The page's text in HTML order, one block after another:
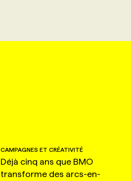
CAMPAGNES ET CRÉATIVITÉ
Déjà cinq ans que BMO
transforme des arcs-en-